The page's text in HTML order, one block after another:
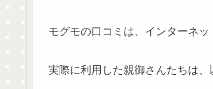
モグモの口コミは、インターネ
実際に利用した親御さんたちは、